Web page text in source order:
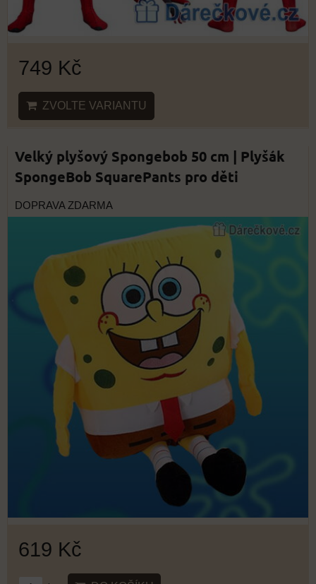
749 Kč
ZVOLTE VARIANTU
Velký plyšový Spongebob 50 cm | Plyšák
SpongeBob SquarePants pro děti
DOPRAVA ZDARMA
619 Kč